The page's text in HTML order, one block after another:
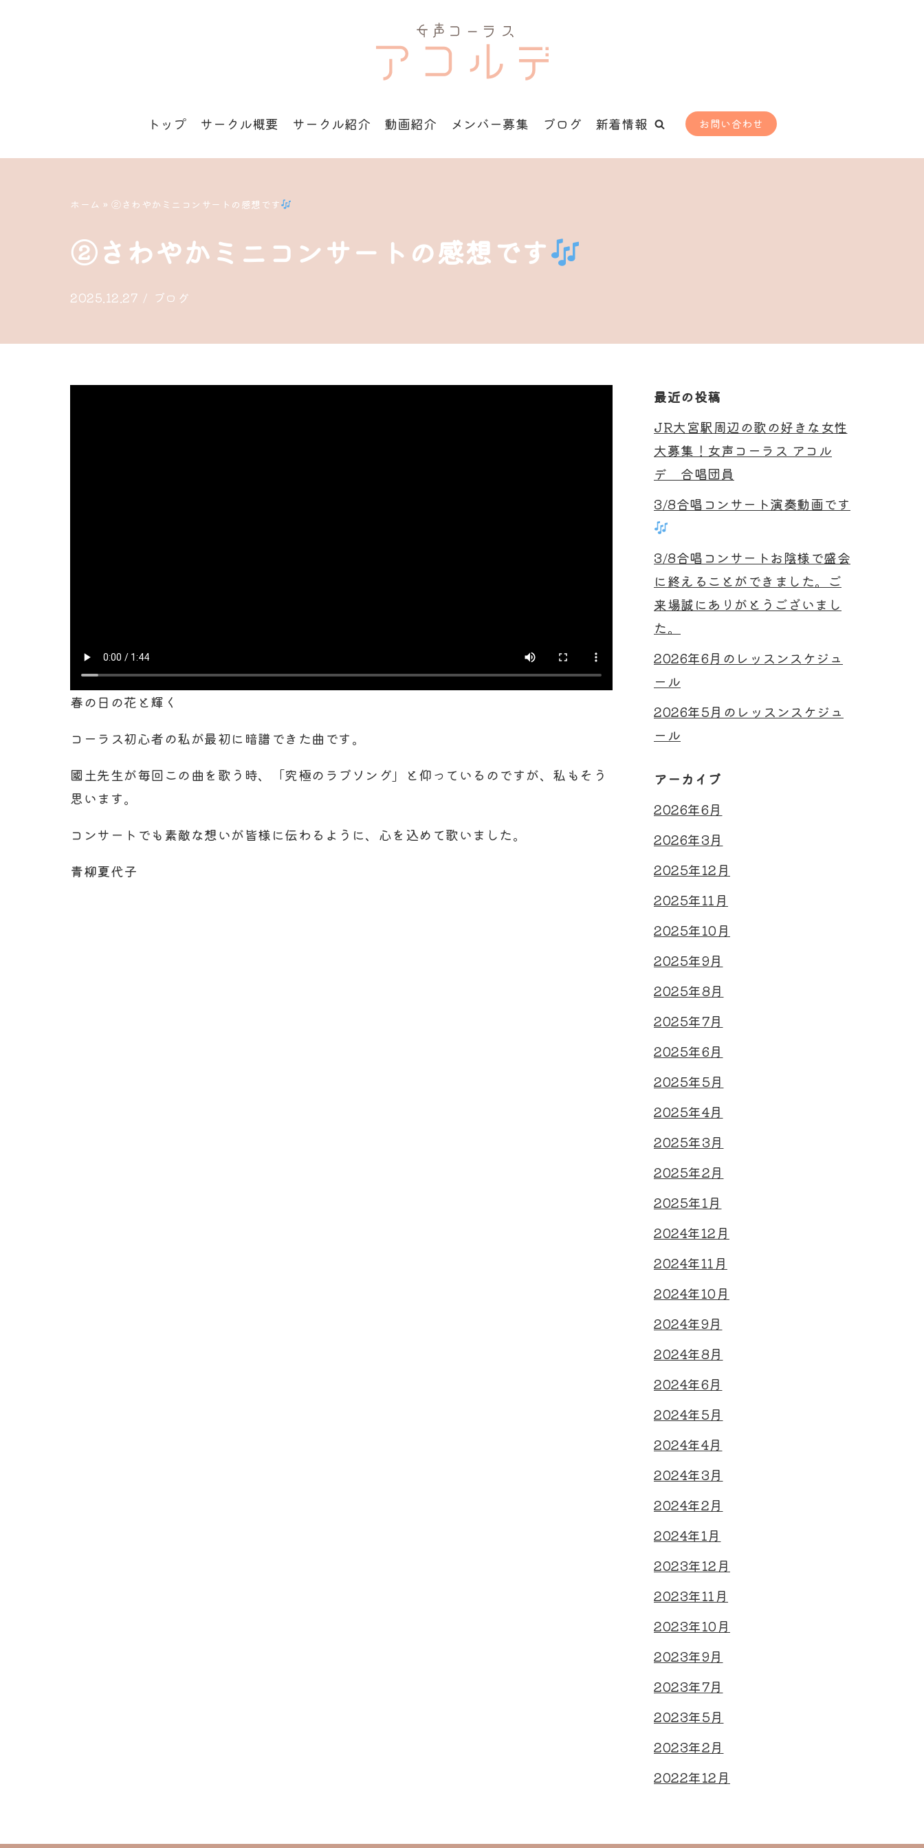
へ
トップ サークル概要 サークル紹介 動画紹介 メンバー募集 ブログ 新着情報 お問い合わせ
ホーム » ②さわやかミニコンサートの感想です
②さわやかミニコンサートの感想です
2025.12.27 ブログ
春の日の花と輝く
コーラス初心者の私が最初に暗譜できた曲です。
國土先生が毎回この曲を歌う時、「究極のラブソング」と仰っているのですが、私もそう
思います。
コンサートでも素敵な想いが皆様に伝わるように、心を込めて歌いました。
青柳夏代子
最近の投稿
JR大宮駅周辺の歌の好きな女性
大募集！女声コーラス アコル
デ 合唱団員
3/8合唱コンサート演奏動画です
3/8合唱コンサートお陰様で盛会
に終えることができました。ご
来場誠にありがとうございまし
た。
2026年6月のレッスンスケジュ
ール
2026年5月のレッスンスケジュ
ール
アーカイブ
2026年6月
2026年3月
2025年12月
2025年11月
2025年10月
2025年9月
2025年8月
2025年7月
2025年6月
2025年5月
2025年4月
2025年3月
2025年2月
2025年1月
2024年12月
2024年11月
2024年10月
2024年9月
2024年8月
2024年6月
2024年5月
2024年4月
2024年3月
2024年2月
2024年1月
2023年12月
2023年11月
2023年10月
2023年9月
2023年7月
2023年5月
2023年2月
2022年12月